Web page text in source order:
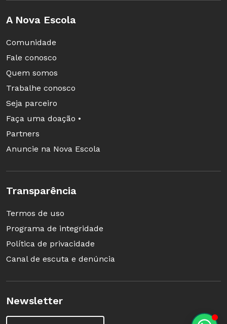
A Nova Escola
Comunidade
Fale conosco
Quem somos
Trabalhe conosco
Seja parceiro
Faça uma doação •
Partners
Anuncie na Nova Escola
Transparência
Termos de uso
Programa de integridade
Política de privacidade
Canal de escuta e denúncia
Newsletter